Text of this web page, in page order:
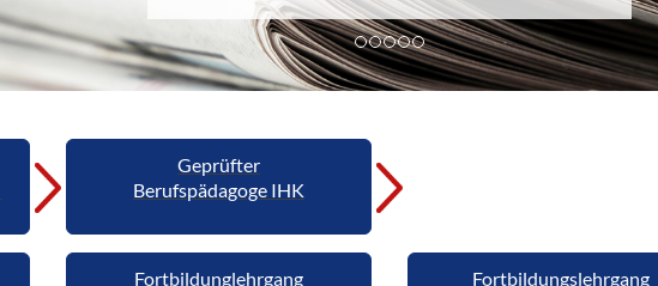
Geprüfter
Berufspädagoge IHK
Fortbildunglehrgang Fortbildungslehrgang